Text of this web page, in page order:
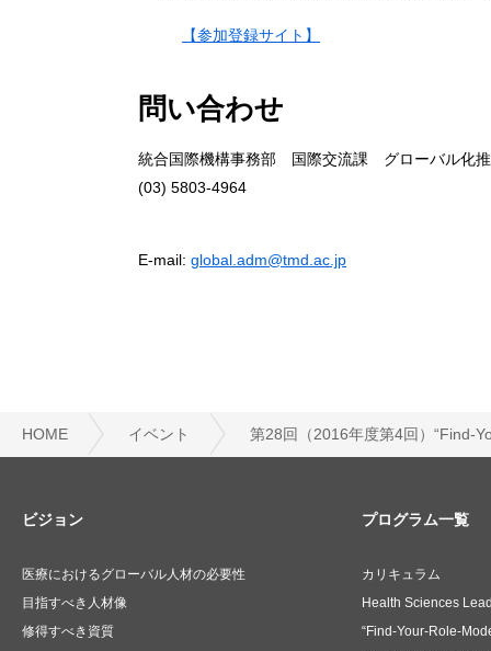
【参加登録サイト】
問い合わせ
統合国際機構事務部 国際交流課 グローバル化
(03) 5803-4964
E-mail: global.adm@tmd.ac.jp
HOME イベント 第28回（2016年度第4回）“Find-
ビジョン
医療におけるグローバル人材の必要性
目指すべき人材像
修得すべき資質
プログラム一覧
カリキュラム
Health Sciences
“Find-Your-Role-